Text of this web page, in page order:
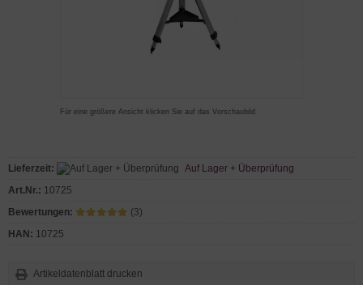
Für eine größere Ansicht klicken Sie auf das Vorschaubild
Lieferzeit:
Auf Lager + Überprüfung
Art.Nr.: 10725
Bewertungen:
(3)
HAN: 10725
Artikeldatenblatt drucken